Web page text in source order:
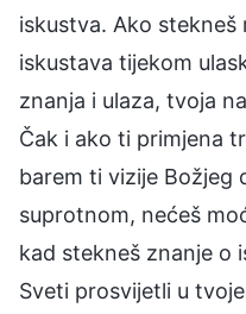
iskustva. Ako
iskustava tijekom
znanja i ulaza, tvoja
Čak i ako ti primjena
barem ti vizije Božjeg
suprotnom, nećeš
kad stekneš znanje o
Sveti prosvijetli u